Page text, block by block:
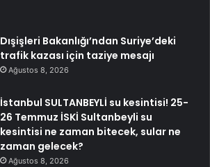
Dışişleri Bakanlığı’ndan Suriye’deki
trafik kazası için taziye mesajı
Ağustos 8, 2026
İstanbul SULTANBEYLİ su kesintisi! 25-
26 Temmuz İSKİ Sultanbeyli su
kesintisi ne zaman bitecek, sular ne
zaman gelecek?
Ağustos 8, 2026